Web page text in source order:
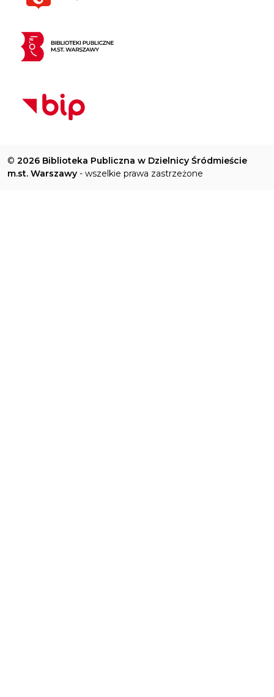
© 2026 Biblioteka Publiczna w Dzielnicy Śródmieście
m.st. Warszawy - wszelkie prawa zastrzeżone